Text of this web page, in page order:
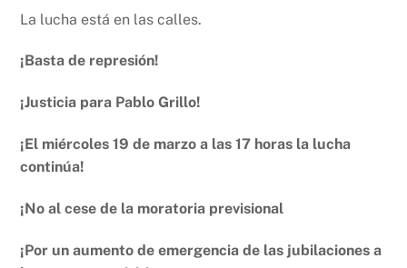
La lucha está en las calles.
¡Basta de represión!
¡Justicia para Pablo Grillo!
¡El miércoles 19 de marzo a las 17 horas la lucha
continúa!
¡No al cese de la moratoria previsional
¡Por un aumento de emergencia de las jubilaciones a